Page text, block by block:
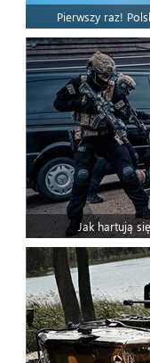
Pierwszy raz!
Jak hartują